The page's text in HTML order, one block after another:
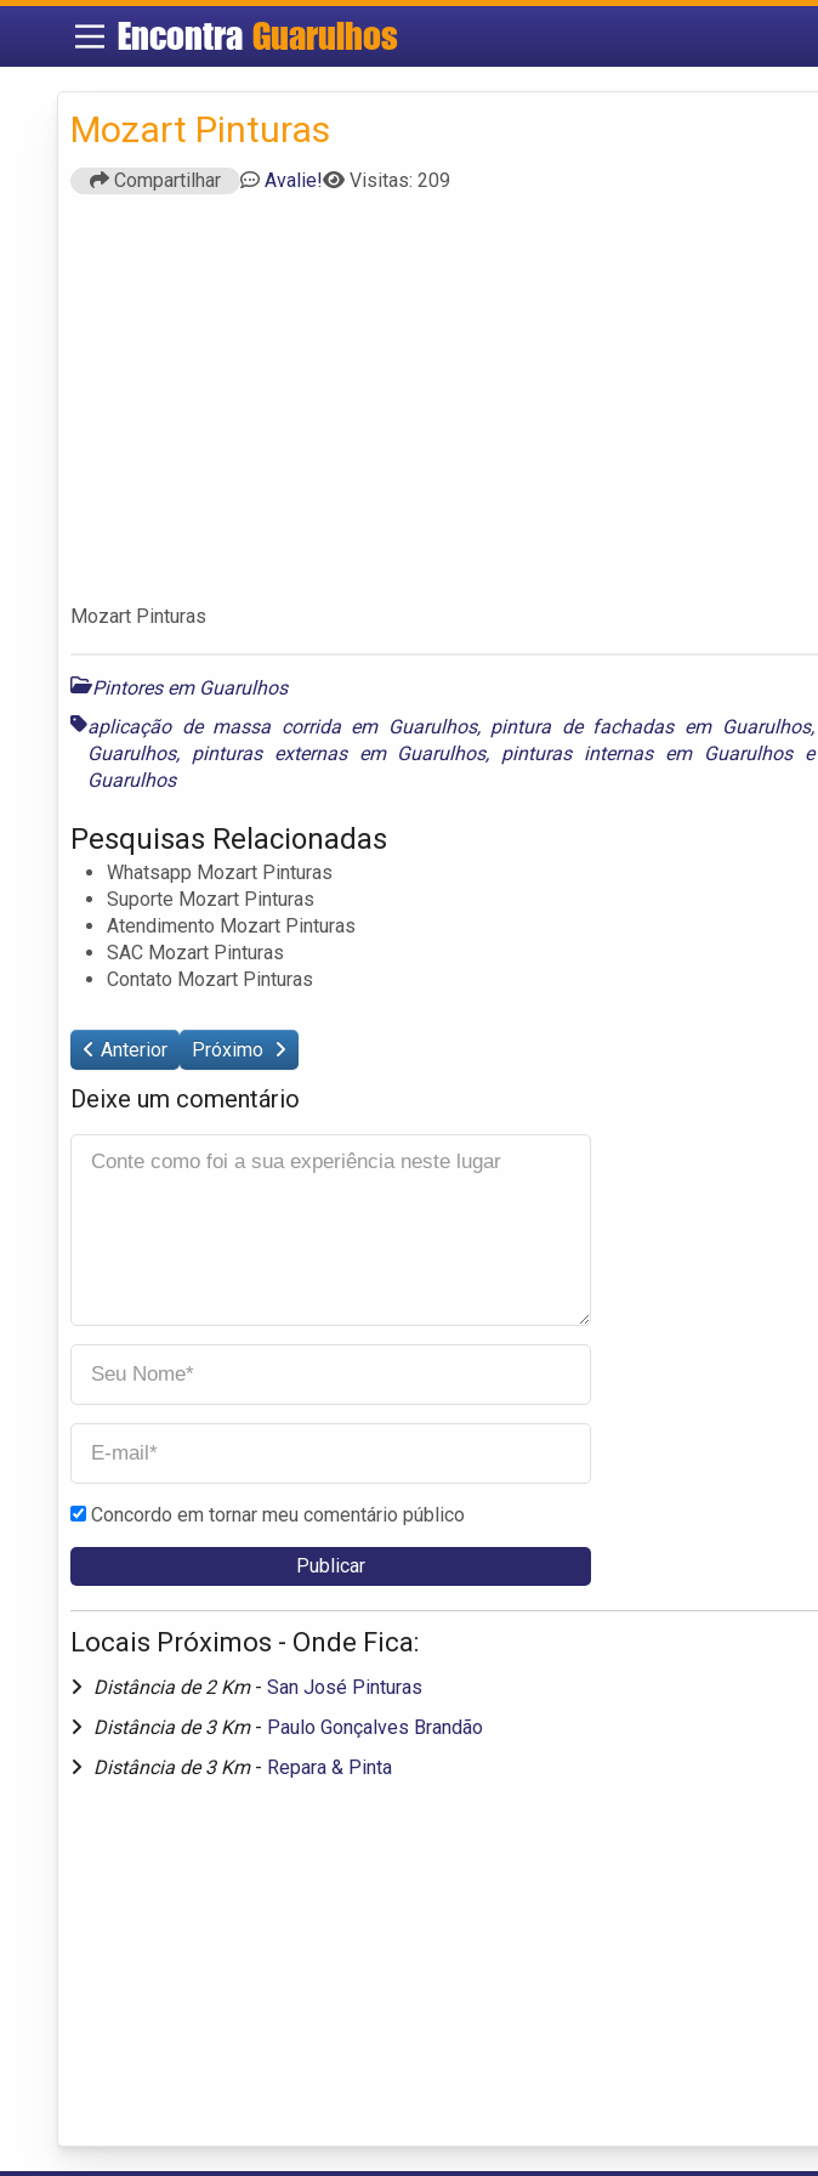
EncontraGuarulhos
Mozart Pinturas
Compartilhar Avalie! Visitas: 209
Mozart Pinturas
Pintores em Guarulhos
aplicação de massa corrida em Guarulhos, pintura de fachadas em Guarulhos,
Guarulhos, pinturas externas em Guarulhos, pinturas internas em Guarulhose
Guarulhos
Pesquisas Relacionadas
Whatsapp Mozart Pinturas
Suporte Mozart Pinturas
Atendimento Mozart Pinturas
SAC Mozart Pinturas
Contato Mozart Pinturas
Anterior Próximo
Deixe um comentário
Concordo em tornar meu comentário público
Locais Próximos - Onde Fica:
Distância de 2 Km - San José Pinturas
Distância de 3 Km - Paulo Gonçalves Brandão
Distância de 3 Km - Repara & Pinta